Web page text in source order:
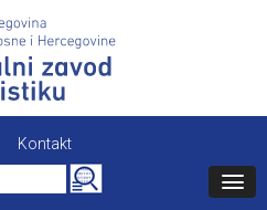
Kontakt
Search
for: